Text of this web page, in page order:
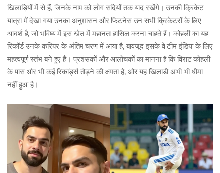
खिलाड़ियों में से हैं, जिनके नाम को लोग सदियों तक याद रखेंगे। उनकी क्रिकेट
यात्रा में देखा गया उनका अनुशासन और फिटनेस उन सभी क्रिकेटरों के लिए
आदर्श है, जो भविष्य में इस खेल में महानता हासिल करना चाहते हैं। कोहली का यह
रिकॉर्ड उनके करियर के अंतिम चरण में आया है, बावजूद इसके वे टीम इंडिया के लिए
महत्वपूर्ण स्तंभ बने हुए हैं। प्रशंसकों और आलोचकों का मानना है कि विराट कोहली
के पास और भी कई रिकॉर्ड्स तोड़ने की क्षमता है, और यह खिलाड़ी अभी भी धीमा
नहीं हुआ है।